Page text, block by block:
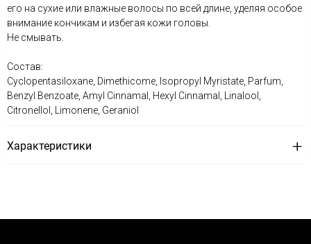
его на сухие или влажные волосы по всей длине, уделяя особое
внимание кончикам и избегая кожи головы.
Не смывать.
Состав:
Cyclopentasiloxane, Dimethicome, Isopropyl Myristate, Parfum,
Benzyl Benzoate, Amyl Cinnamal, Hexyl Cinnamal, Linalool,
Citronellol, Limonene, Geraniol
Характеристики